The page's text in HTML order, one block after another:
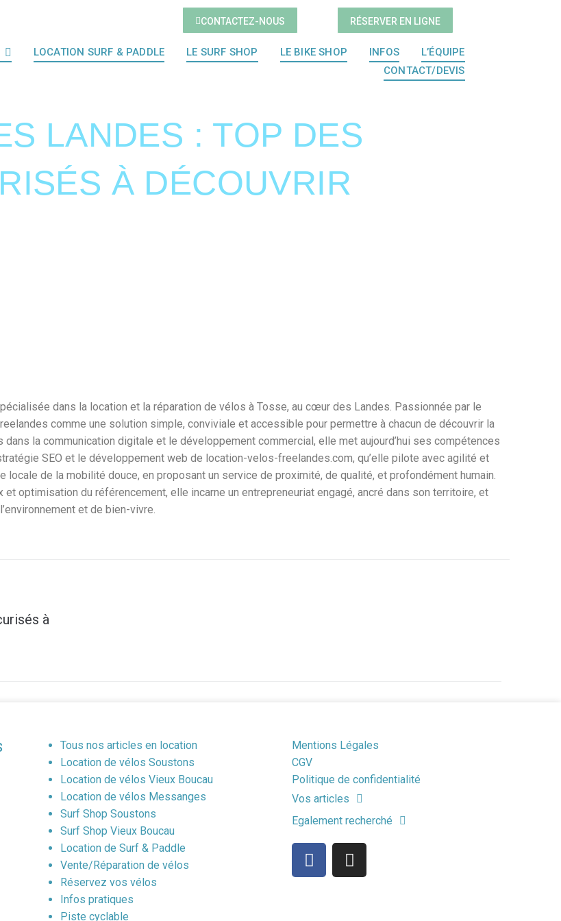
CONTACTEZ-NOUS RÉSERVER EN LIGNE
LOCATION SURF & PADDLE LE SURF SHOP LE BIKE SHOP INFOS
L’ÉQUIPE
CONTACT/DEVIS
LANDES : TOP DES
À DÉCOUVRIR
dans la location et la réparation de vélos à Tosse, au cœur des Landes. Passionnée par le
comme une solution simple, conviviale et accessible pour permettre à chacun de découvrir la
la communication digitale et le développement commercial, elle met aujourd’hui ses compétences
SEO et le développement web de location-velos-freelandes.com, qu’elle pilote avec agilité et
de la mobilité douce, en proposant un service de proximité, de qualité, et profondément humain.
et optimisation du référencement, elle incarne un entrepreneuriat engagé, ancré dans son territoire, et
et de bien-vivre.
à
Tous nos articles en location
Location de vélos Soustons
Location de vélos Vieux Boucau
Location de vélos Messanges
Surf Shop Soustons
Surf Shop Vieux Boucau
Location de Surf & Paddle
Vente/Réparation de vélos
Réservez vos vélos
Infos pratiques
Piste cyclable
Mentions Légales
CGV
Politique de confidentialité
Vos articles
Egalement recherché